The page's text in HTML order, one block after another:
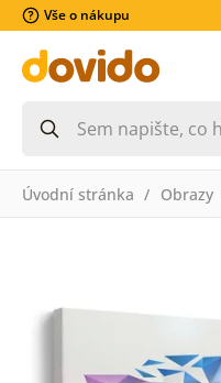
Vše o nákupu
Úvodní stránka Obrazy